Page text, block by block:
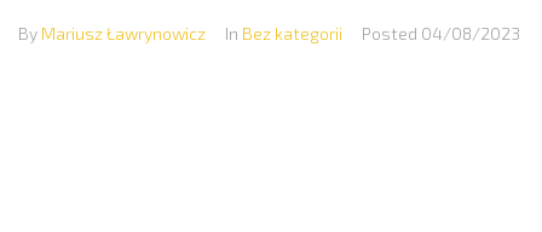
By Mariusz Ławrynowicz In Bez kategorii Posted 04/08/2023